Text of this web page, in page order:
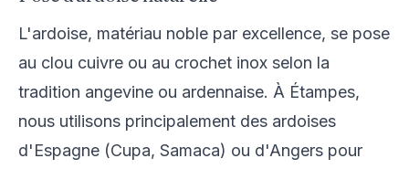
L'ardoise, matériau noble par excellence, se pose
au clou cuivre ou au crochet inox selon la
tradition angevine ou ardennaise. À Étampes,
nous utilisons principalement des ardoises
d'Espagne (Cupa, Samaca) ou d'Angers pour